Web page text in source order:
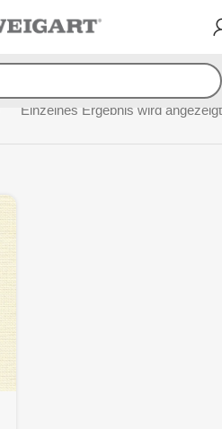
Einzelnes Ergebnis wird angezeigt